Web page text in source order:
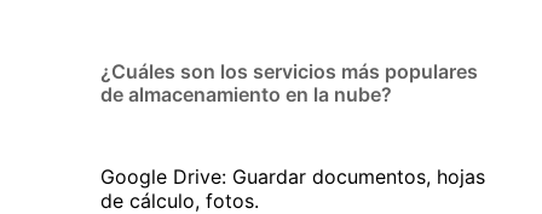
¿Cuáles son los servicios más populares
de almacenamiento en la nube?
Google Drive: Guardar documentos, hojas
de cálculo, fotos.